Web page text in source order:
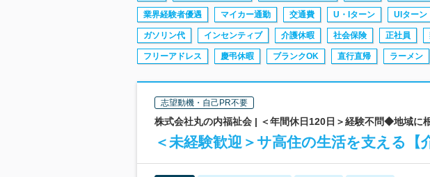
業界経験者優遇 マイカー通勤 交通費 U・Iターン UIターン
ガソリン代 インセンティブ 介護休暇 社会保険 正社員
フリーアドレス 慶弔休暇 ブランクOK 直行直帰 ラーメン
志望動機・自己PR不要
株式会社丸の内福祉会 | ＜年間休日120日＞経験不問◆地域に
＜未経験歓迎＞サ高住の生活を支える【